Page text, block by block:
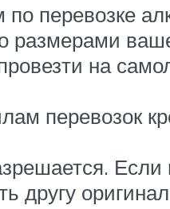
перевозке
размерами
на
перевозок
другу